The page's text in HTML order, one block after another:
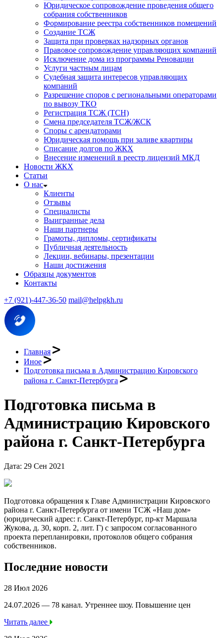
Юридическое сопровождение проведения общего
собрания собственников
Формирование реестра собственников помещений
Создание ТСЖ
Защита при проверках надзорных органов
Правовое сопровождение управляющих компаний
Исключение дома из программы Реновации
Услуги частным лицам
Судебная защита интересов управляющих
компаний
Разрешение споров с региональными операторами
по вывозу ТКО
Регистрация ТСЖ (ТСН)
Смена председателя ТСЖ/ЖСК
Споры с арендаторами
Юридическая помощь при заливе квартиры
Списание долгов по ЖКХ
Внесение изменений в реестр лицензий МКД
Новости ЖКХ
Статьи
О нас
Клиенты
Отзывы
Специалисты
Выигранные дела
Наши партнеры
Грамоты, дипломы, сертификаты
Публичная деятельность
Лекции, вебинары, презентации
Наши достижения
Образцы документов
Контакты
+7 (921)-447-36-50 mail@helpgkh.ru
Главная
Иное
Подготовка письма в Администрацию Кировского
района г. Санкт-Петербурга
Подготовка письма в
Администрацию Кировского
района г. Санкт-Петербурга
Дата: 29 Сен 2021
Подготовка обращения к Главе Администрации Кировского
района г. Санкт-Петербурга от имени ТСЖ «Наш дом»
(юридический адрес: г. Санкт-Петербург, пр-кт Маршала
Жукова, д. 30, корп. 2, лит. Г) с запросом согласованного
проекта перепланировки, протоколов общего собрания
собственников.
Последние новости
28 Июл 2026
24.07.2026 — 78 канал. Утреннее шоу. Повышение цен
Читать далее